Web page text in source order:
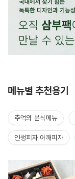
메뉴별 추천용기
추억의 분식메뉴
인생피자 어깨피자